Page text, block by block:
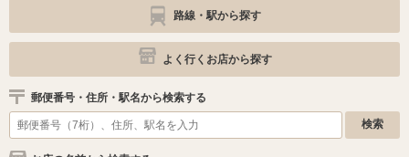
路線・駅から探す
よく行くお店から探す
郵便番号・住所・駅名から検索する